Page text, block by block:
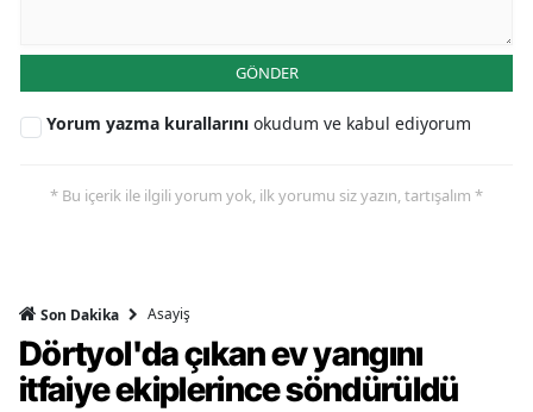
GÖNDER
Yorum yazma kurallarını okudum ve kabul ediyorum
* Bu içerik ile ilgili yorum yok, ilk yorumu siz yazın, tartışalım *
Son Dakika Asayiş
Dörtyol'da çıkan ev yangını
itfaiye ekiplerince söndürüldü